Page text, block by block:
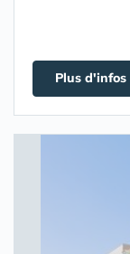
Plus d'infos